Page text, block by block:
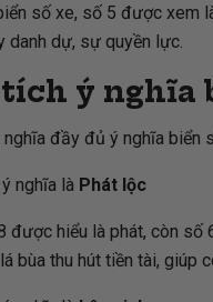
số xe, số 5 được xem
danh dự, sự quyền lực.
ý nghĩa
đầy đủ ý nghĩa biển
nghĩa là Phát lộc
được hiểu là phát, còn
bùa thu hút tiền tài, giúp